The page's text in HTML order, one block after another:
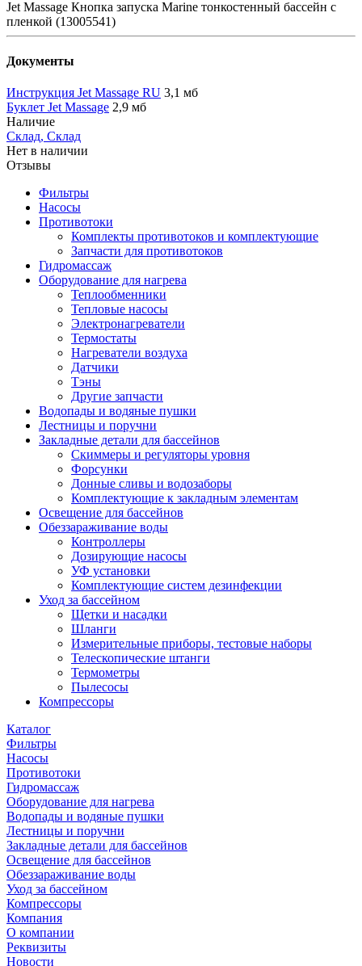
Jet Massage Кнопка запуска Marine тонкостенный бассейн с
пленкой (13005541)
Документы
Инструкция Jet Massage RU 3,1 мб
Буклет Jet Massage 2,9 мб
Наличие
Склад, Склад
Нет в наличии
Отзывы
Фильтры
Насосы
Противотоки
Комплекты противотоков и комплектующие
Запчасти для противотоков
Гидромассаж
Оборудование для нагрева
Теплообменники
Тепловые насосы
Электронагреватели
Термостаты
Нагреватели воздуха
Датчики
Тэны
Другие запчасти
Водопады и водяные пушки
Лестницы и поручни
Закладные детали для бассейнов
Скиммеры и регуляторы уровня
Форсунки
Донные сливы и водозаборы
Комплектующие к закладным элементам
Освещение для бассейнов
Обеззараживание воды
Контроллеры
Дозирующие насосы
УФ установки
Комплектующие систем дезинфекции
Уход за бассейном
Щетки и насадки
Шланги
Измерительные приборы, тестовые наборы
Телескопические штанги
Термометры
Пылесосы
Компрессоры
Каталог
Фильтры
Насосы
Противотоки
Гидромассаж
Оборудование для нагрева
Водопады и водяные пушки
Лестницы и поручни
Закладные детали для бассейнов
Освещение для бассейнов
Обеззараживание воды
Уход за бассейном
Компрессоры
Компания
О компании
Реквизиты
Новости